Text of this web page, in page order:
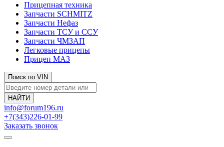
Прицепная техника
Запчасти SCHMITZ
Запчасти Нефаз
Запчасти ТСУ и ССУ
Запчасти ЧМЗАП
Легковые прицепы
Прицеп МАЗ
Поиск по VIN
info@forum196.ru
+7(343)226-01-99
Заказать звонок